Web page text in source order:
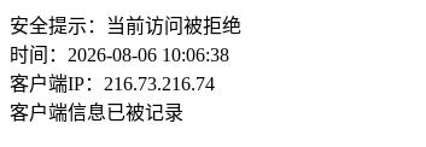
安全提示：当前访问被拒绝
时间：2026-08-06 10:06:38
客户端IP：216.73.216.74
客户端信息已被记录